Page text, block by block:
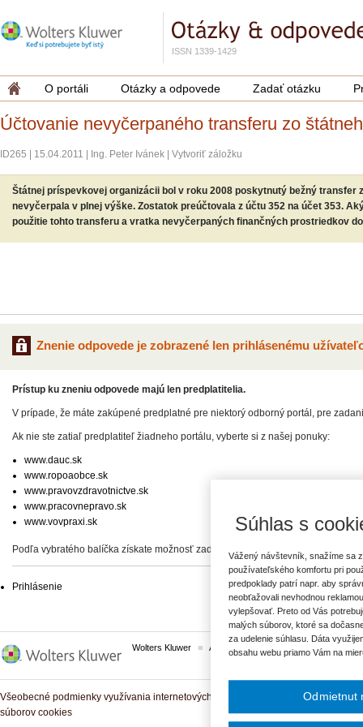
ISSN 1339-1429
O portáli Otázky a odpovede Zadať otázku
Účtovanie nevyčerpaného transferu zo
ID265 15.04.2011 Ing. Peter Ivánek Vytvoriť záložku
Štátnej príspevkovej organizácii bol v roku 2008 poskytnutý bežný
nevyčerpala v plnej výške. Zostatok preúčtovala z účtu 352 na účet 353.
použitie tohto transferu a vratka nevyčerpaných finančných prostriedkov
Znenie odpovede je zobrazené len prihlásenému
Prístup ku zneniu odpovede majú len predplatitelia.
V prípade, že máte zakúpené predplatné pre niektorý odborný portál, pre
Ak nie ste zatiaľ predplatiteľ žiadneho portálu, vyberte si z našej ponuky:
www.dauc.sk
www.ropoaobce.sk
www.pravovzdravotnictve.sk
www.pracovnepravo.sk
www.vovpraxi.sk
Podľa vybratého balíčka získate možnosť zadať svoje otázky, prípadne prístup
Prihlásenie
Wolters Kluwer ASPI Komplexné právne predpisy
Všeobecné podmienky využívania internetových služieb a komunitných portálov
súborov cookies
Súhlas s
Vážený návštevník, snažíme sa
používateľského komfortu pri
predpoklady patrí napr. aby
neobťažovali nevhodnou
vylepšovať. Preto od Vás
malých súborov, ktoré sa
za udelenie súhlasu. Dáta
obsahu webu priamo Vám na
Odmietnut